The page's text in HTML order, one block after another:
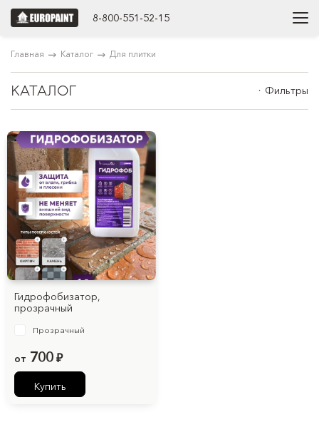
8-800-551-52-15
Главная Каталог Для плитки
КАТАЛОГ Фильтры
Гидрофобизатор,
прозрачный
Прозрачный
от 700 ₽
Купить